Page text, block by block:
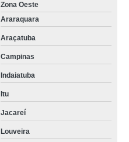
Zona Oeste
Araraquara
Araçatuba
Campinas
Indaiatuba
Itu
Jacareí
Louveira